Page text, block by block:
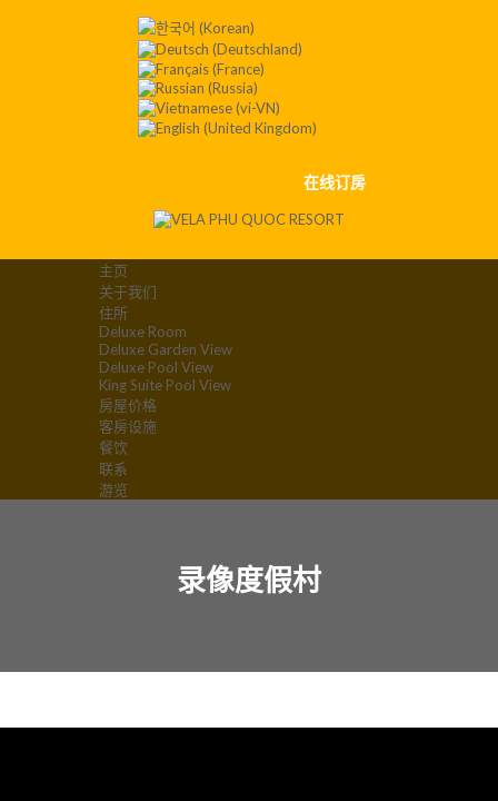
在线订房
主页
关于我们
住所
Deluxe Room
Deluxe Garden View
Deluxe Pool View
King Suite Pool View
房屋价格
客房设施
餐饮
联系
游览
录像度假村